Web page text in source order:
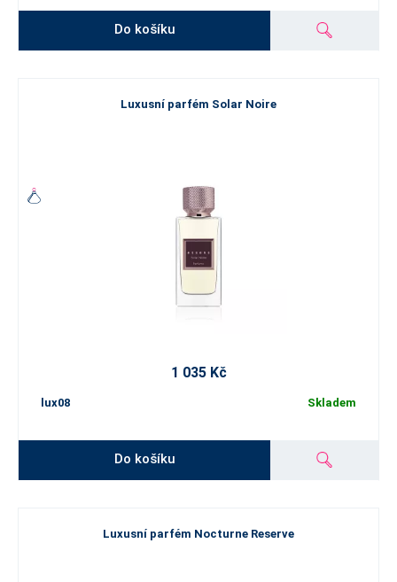
Do košíku
Luxusní parfém Solar Noire
1 035 Kč
lux08 Skladem
Do košíku
Luxusní parfém Nocturne Reserve